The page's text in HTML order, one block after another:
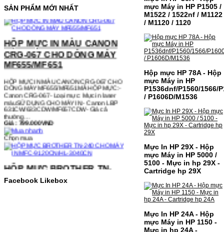
SẢN PHẨM MỚI NHẤT
HỘP MỰC IN MÀU CANON
CRG-067 CHO DÒNG MÁY
MF655/MF651
HỘP MỰC IN MÀU CANON CRG-067 CHO
DÒNG MÁY MF655/MF651MÃ HỘP MỰC:-
Canon CRG-067- Loại mực: Mực in laser
màuSỬ DỤNG CHO MÁY IN:- Canon LBP
631CW/633CDW/MF657CDW- Giá cả
thường…
Giá : 799.000VND
Chọn mua
HỘP MỰC BROTHER TN-
240 CHO MÁY IN MFC-
9120CN/HL-3040CN
Facebook Likebox
mực Máy in HP P1505 /
M1522 / 1522nf / M1122
/ M1120 / 1120
Hộp mực HP 78A - Hộp
mực Máy in HP
P1536dnf/P1560/1566/
/ P1606D/M1536
Mực In HP 29X - Hộp
mực Máy in HP 5000 /
5100 - Mực in hp 29X -
Cartridge hp 29X
Mực In HP 24A - Hộp
mực Máy in HP 1150 -
Mực in hp 24A -